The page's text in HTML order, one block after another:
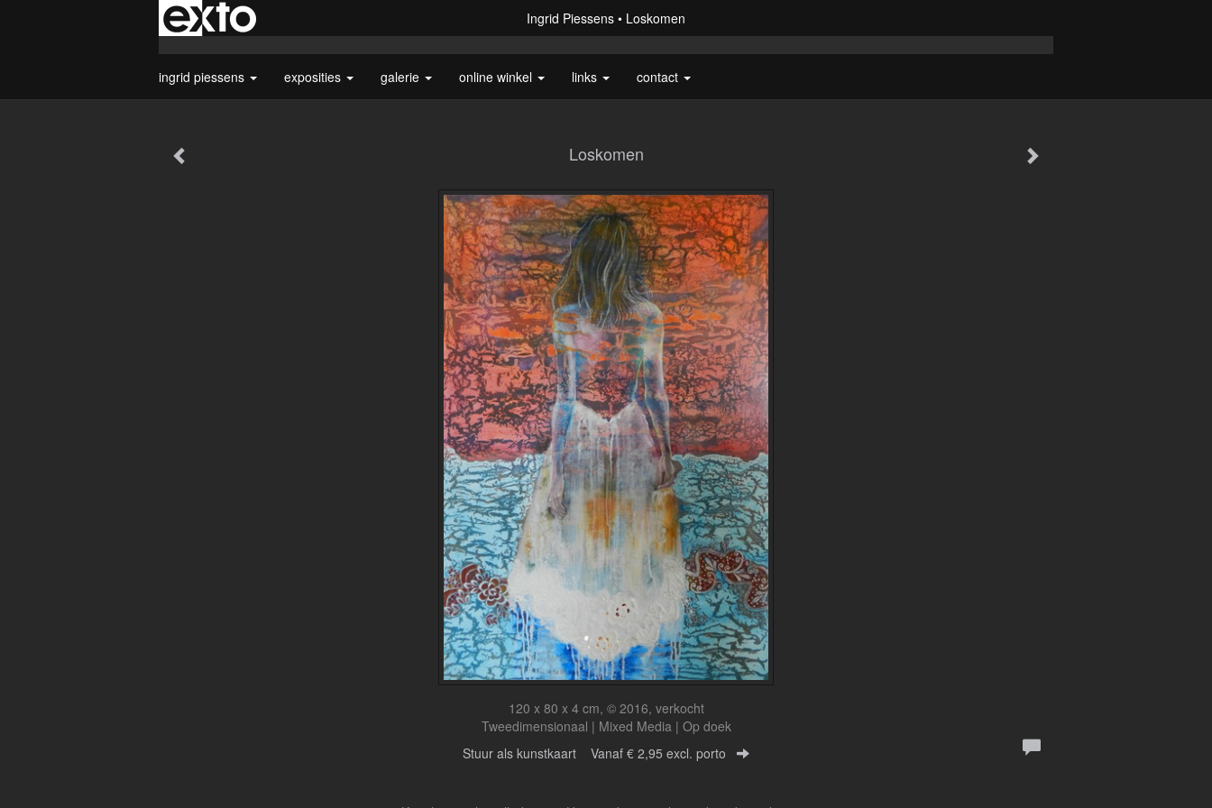
Ingrid Piessens Loskomen
ingrid piessens exposities galerie online winkel links contact
Loskomen
120 x 80 x 4 cm, © 2016, verkocht
Tweedimensionaal | Mixed Media | Op doek
Stuur als kunstkaart Vanaf € 2,95 excl. porto